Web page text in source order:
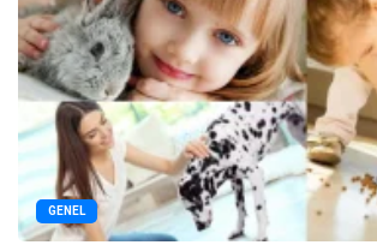
GENEL